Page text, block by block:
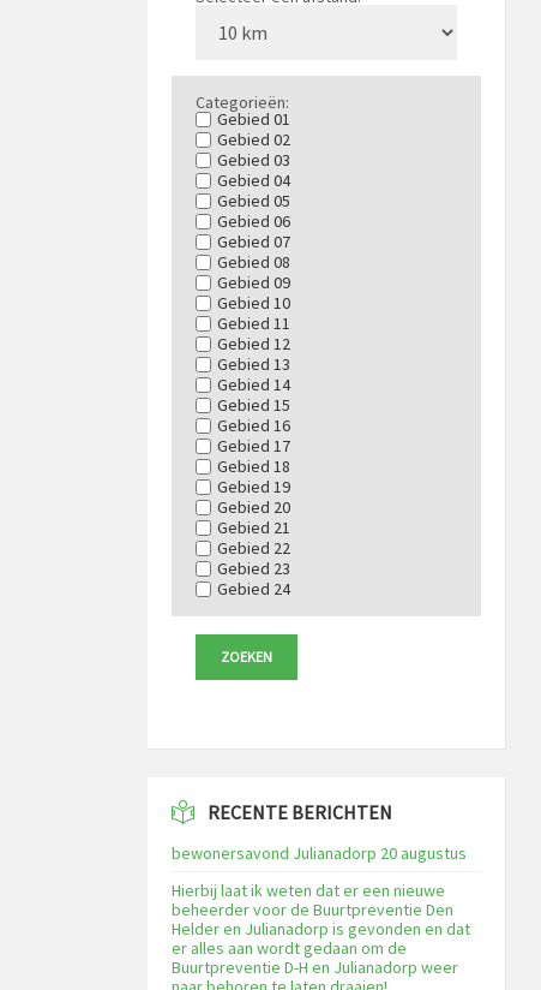
Categorieën:
Gebied 01
Gebied 02
Gebied 03
Gebied 04
Gebied 05
Gebied 06
Gebied 07
Gebied 08
Gebied 09
Gebied 10
Gebied 11
Gebied 12
Gebied 13
Gebied 14
Gebied 15
Gebied 16
Gebied 17
Gebied 18
Gebied 19
Gebied 20
Gebied 21
Gebied 22
Gebied 23
Gebied 24
RECENTE BERICHTEN
bewonersavond Julianadorp 20 augustus
Hierbij laat ik weten dat er een nieuwe
beheerder voor de Buurtpreventie Den
Helder en Julianadorp is gevonden en dat
er alles aan wordt gedaan om de
Buurtpreventie D-H en Julianadorp weer